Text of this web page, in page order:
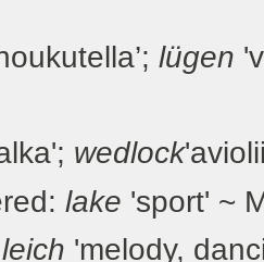
lügen
wedlock
lake 'sport' ~
leich 'melody,